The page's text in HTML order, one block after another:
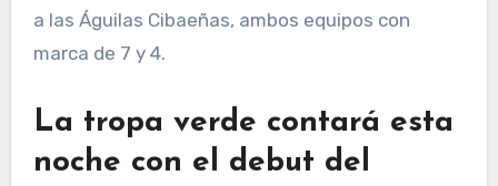
a las Águilas Cibaeñas, ambos equipos con
marca de 7 y 4.
La tropa verde contará esta
noche con el debut del